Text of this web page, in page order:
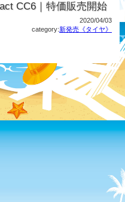
CC6｜特価販売開始
2020/04/03
category:新発売《タイヤ》